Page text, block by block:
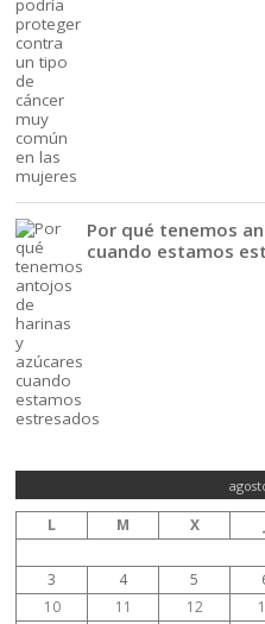
Por qué tenemos
cuando estamos
L M X
3
4 5
10
11 12